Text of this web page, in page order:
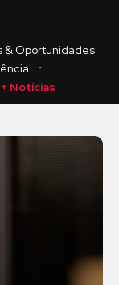
& Oportunidades
・
+ Notícias